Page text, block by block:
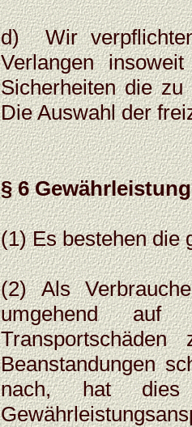
d) Wir
Verlangen
Sicherheiten die
Die Auswahl der
§ 6 Gewährleistung
(1) Es bestehen die
(2) Als
umgehend auf
Beanstandungen
nach, hat dies